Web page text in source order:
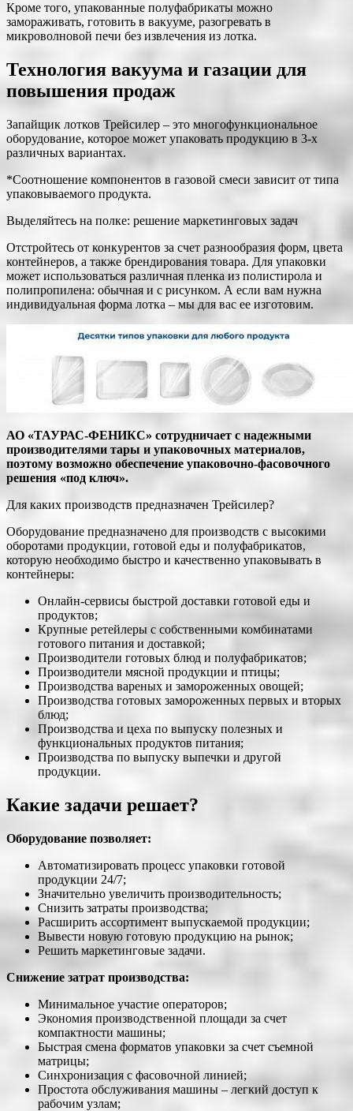
Кроме того, упакованные полуфабрикаты можно
замораживать, готовить в вакууме, разогревать в
микроволновой печи без извлечения из лотка.
Технология вакуума и газации для
повышения продаж
Запайщик лотков Трейсилер – это многофункциональное
оборудование, которое может упаковать продукцию в 3-х
различных вариантах.
*Соотношение компонентов в газовой смеси зависит от типа
упаковываемого продукта.
Выделяйтесь на полке: решение маркетинговых задач
Отстройтесь от конкурентов за счет разнообразия форм, цвета
контейнеров, а также брендирования товара. Для упаковки
может использоваться различная пленка из полистирола и
полипропилена: обычная и с рисунком. А если вам нужна
индивидуальная форма лотка – мы для вас ее изготовим.
АО «ТАУРАС-ФЕНИКС» сотрудничает с надежными
производителями тары и упаковочных материалов,
поэтому возможно обеспечение упаковочно-фасовочного
решения «под ключ».
Для каких производств предназначен Трейсилер?
Оборудование предназначено для производств с высокими
оборотами продукции, готовой еды и полуфабрикатов,
которую необходимо быстро и качественно упаковывать в
контейнеры:
Онлайн-сервисы быстрой доставки готовой еды и
продуктов;
Крупные ретейлеры с собственными комбинатами
готового питания и доставкой;
Производители готовых блюд и полуфабрикатов;
Производители мясной продукции и птицы;
Производства вареных и замороженных овощей;
Производства готовых замороженных первых и вторых
блюд;
Производства и цеха по выпуску полезных и
функциональных продуктов питания;
Производства по выпуску выпечки и другой
продукции.
Какие задачи решает?
Оборудование позволяет:
Автоматизировать процесс упаковки готовой
продукции 24/7;
Значительно увеличить производительность;
Снизить затраты производства;
Расширить ассортимент выпускаемой продукции;
Вывести новую готовую продукцию на рынок;
Решить маркетинговые задачи.
Снижение затрат производства:
Минимальное участие операторов;
Экономия производственной площади за счет
компактности машины;
Быстрая смена форматов упаковки за счет съемной
матрицы;
Синхронизация с фасовочной линией;
Простота обслуживания машины – легкий доступ к
рабочим узлам;